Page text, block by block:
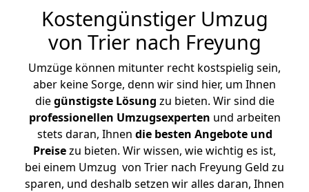
Kostengünstiger Umzug
von Trier nach Freyung
Umzüge können mitunter recht kostspielig sein,
aber keine Sorge, denn wir sind hier, um Ihnen
diegünstigste Lösung zu bieten. Wir sind die
professionellen Umzugsexperten und arbeiten
stets daran, Ihnen die besten Angebote und
Preisezu bieten. Wir wissen, wie wichtig es ist,
bei einem Umzug von Trier nach Freyung Geld zu
sparen, und deshalb setzen wir alles daran, Ihnen